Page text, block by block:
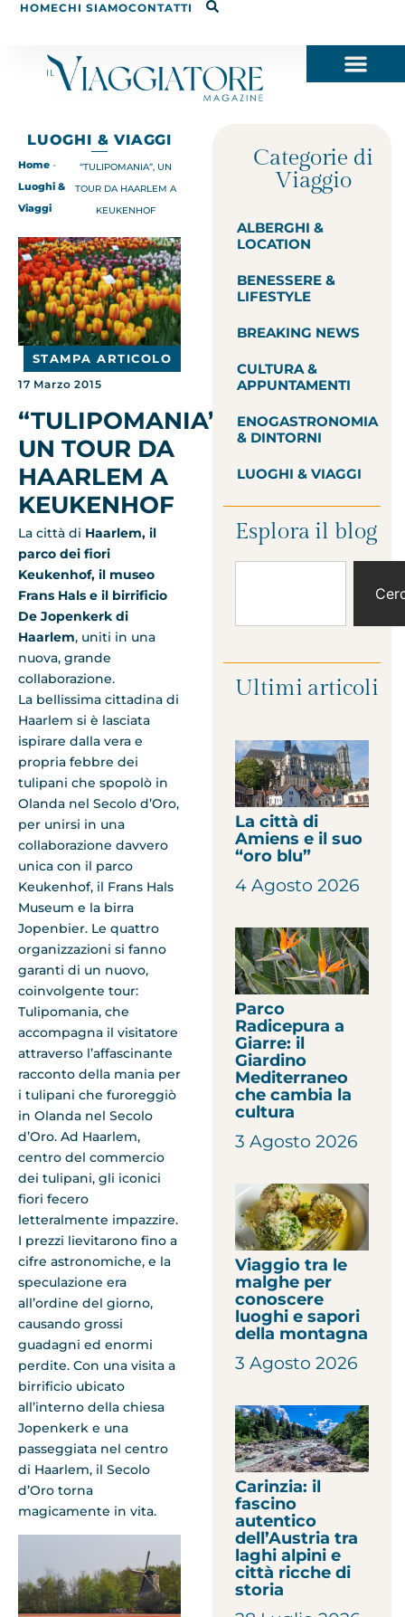
HOMECHI SIAMOCONTATTI
LUOGHI & VIAGGI
Home -
Luoghi &
Viaggi
“TULIPOMANIA”, UN
TOUR DA HAARLEM A
KEUKENHOF
STAMPA ARTICOLO
17 Marzo 2015
“TULIPOMANIA”,
UN TOUR DA
HAARLEM A
KEUKENHOF
La città di Haarlem, il
parco dei fiori
Keukenhof, il museo
Frans Hals e il birrificio
De Jopenkerk di
Haarlem, uniti in una
nuova, grande
collaborazione.
La bellissima cittadina di
Haarlem si è lasciata
ispirare dalla vera e
propria febbre dei
tulipani che spopolò in
Olanda nel Secolo d’Oro,
per unirsi in una
collaborazione davvero
unica con il parco
Keukenhof, il Frans Hals
Museum e la birra
Jopenbier. Le quattro
organizzazioni si fanno
garanti di un nuovo,
coinvolgente tour:
Tulipomania, che
accompagna il visitatore
attraverso l’affascinante
racconto della mania per
i tulipani che furoreggiò
in Olanda nel Secolo
d’Oro. Ad Haarlem,
centro del commercio
dei tulipani, gli iconici
fiori fecero
letteralmente impazzire.
I prezzi lievitarono fino a
cifre astronomiche, e la
speculazione era
all’ordine del giorno,
causando grossi
guadagni ed enormi
perdite. Con una visita a
birrificio ubicato
all’interno della chiesa
Jopenkerk e una
passeggiata nel centro
di Haarlem, il Secolo
d’Oro torna
magicamente in vita.
Categorie di
Viaggio
ALBERGHI &
LOCATION
BENESSERE &
LIFESTYLE
BREAKING NEWS
CULTURA &
APPUNTAMENTI
ENOGASTRONOMIA
& DINTORNI
LUOGHI & VIAGGI
Esplora il blog
Ultimi articoli
La città di
Amiens e il suo
“oro blu”
4 Agosto 2026
Parco
Radicepura a
Giarre: il
Giardino
Mediterraneo
che cambia la
cultura
3 Agosto 2026
Viaggio tra le
malghe per
conoscere
luoghi e sapori
della montagna
3 Agosto 2026
Carinzia: il
fascino
autentico
dell’Austria tra
laghi alpini e
città ricche di
storia